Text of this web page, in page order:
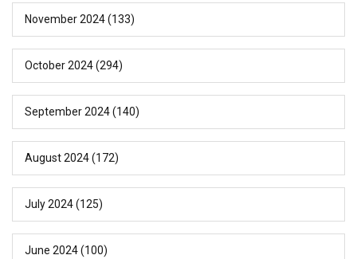
November 2024(133)
October 2024(294)
September 2024(140)
August 2024(172)
July 2024(125)
June 2024(100)